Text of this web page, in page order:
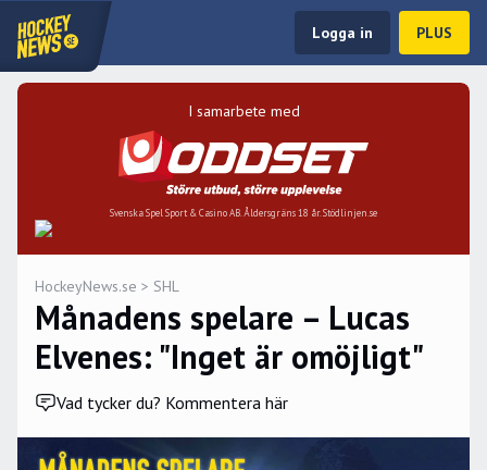
Logga in PLUS
I samarbete med
Svenska Spel Sport & Casino AB. Åldersgräns 18 år. Stödlinjen.se
HockeyNews.se > SHL
Månadens spelare – Lucas
Elvenes: "Inget är omöjligt"
Vad tycker du? Kommentera här